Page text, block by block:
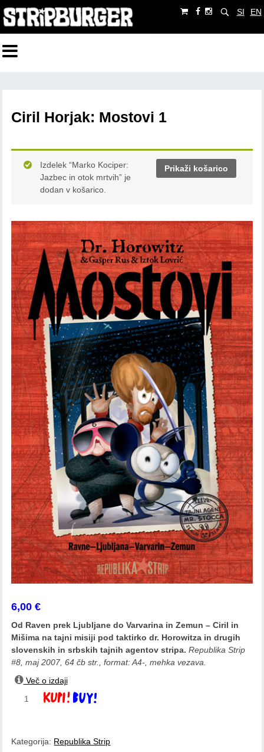
SI EN
Ciril Horjak: Mostovi 1
Prikaži košarico
Izdelek “Marko Kociper:
Jazbec in otok mrtvih” je
dodan v košarico.
6,00€
Od Raven prek Ljubljane do Varvarina in Zemun – Ciril in
Mišima na tajni misiji pod taktirko dr. Horowitza in drugih
slovenskih in srbskih tajnih agentov stripa. Republika Strip
#8, maj 2007, 64 čb str.,format: A4-, mehka vezava.
Več o izdaji
količina
Dodaj v košarico
Kategorija: Republika Strip